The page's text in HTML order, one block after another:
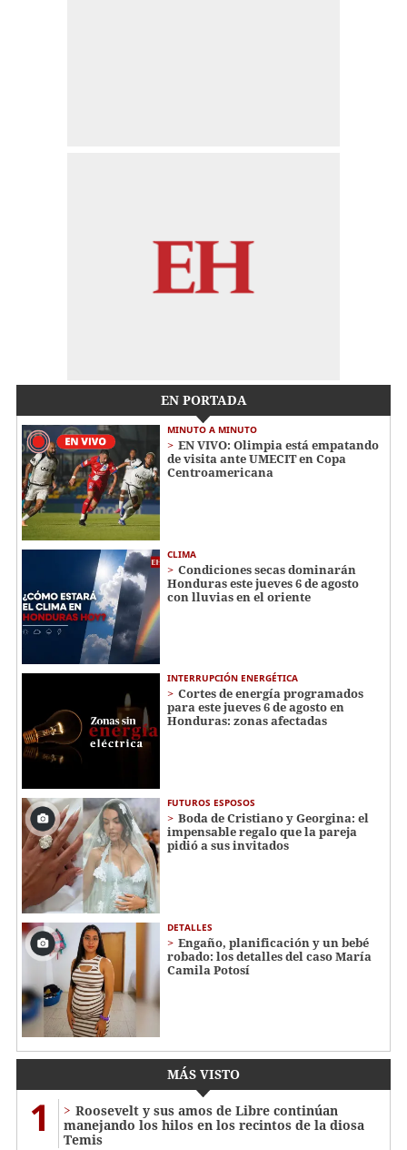
EN PORTADA
MINUTO A MINUTO
EN VIVO: Olimpia está empatando
de visita ante UMECIT en Copa
Centroamericana
CLIMA
Condiciones secas dominarán
Honduras este jueves 6 de agosto
con lluvias en el oriente
INTERRUPCIÓN ENERGÉTICA
Cortes de energía programados
para este jueves 6 de agosto en
Honduras: zonas afectadas
FUTUROS ESPOSOS
Boda de Cristiano y Georgina: el
impensable regalo que la pareja
pidió a sus invitados
DETALLES
Engaño, planificación y un bebé
robado: los detalles del caso María
Camila Potosí
MÁS VISTO
1
Roosevelt y sus amos de Libre continúan
manejando los hilos en los recintos de la diosa
Temis